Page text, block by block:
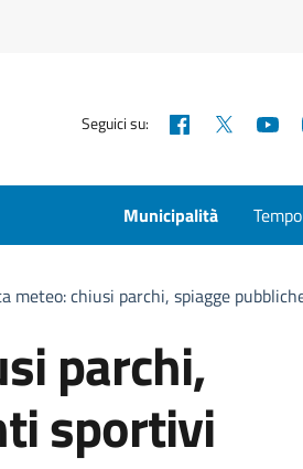
Seguici su: Facebook
Municipalità
meteo: chiusi parchi, spiagge
parchi,
sportivi